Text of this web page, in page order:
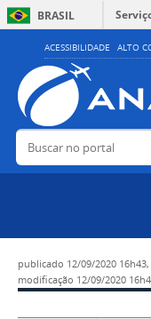
ACESSIBILIDADE ALTO
BRASIL
Buscar no portal
publicado 12/09/2020 16h43,
modificação 12/09/2020